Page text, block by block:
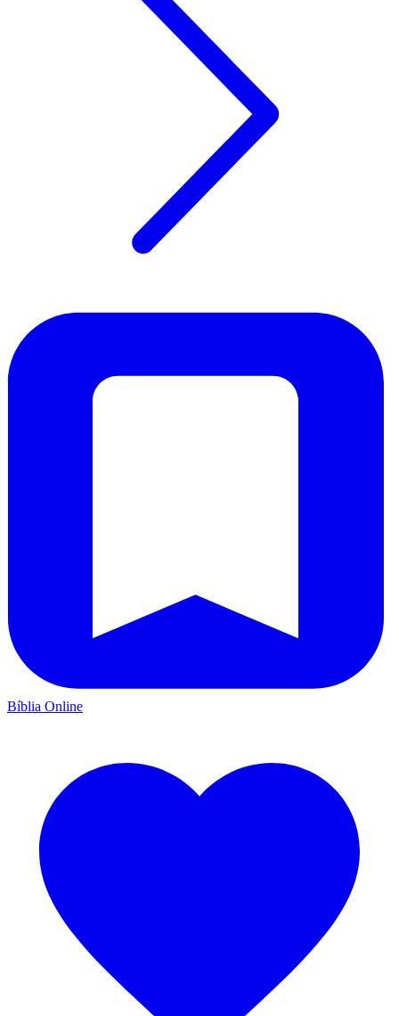
Bíblia Online